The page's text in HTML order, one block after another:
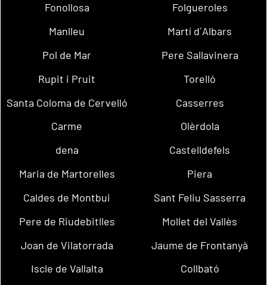
Fonollosa
Folgueroles
Manlleu
Martí d´Albars
Pol de Mar
Pere Sallavinera
Rupit i Pruit
Torelló
Santa Coloma de Cervelló
Casserres
Carme
Olèrdola
dena
Castelldefels
Maria de Martorelles
Piera
Caldes de Montbui
Sant Feliu Sasserra
Pere de Riudebitlles
Mollet del Vallès
Joan de Vilatorrada
Jaume de Frontanyà
Iscle de Vallalta
Collbató